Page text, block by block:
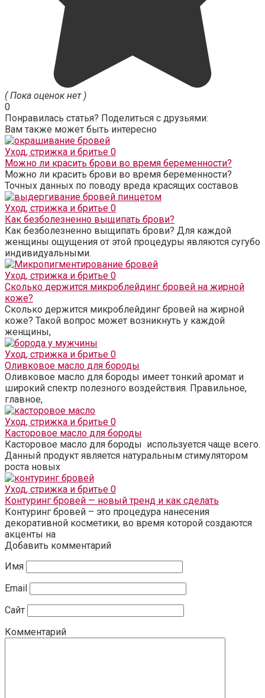
( Пока оценок нет )
0
Понравилась статья? Поделиться с друзьями:
Вам также может быть интересно
Уход, стрижка и бритье 0
Можно ли красить брови во время беременности?
Можно ли красить брови во время беременности?
Точных данных по поводу вреда красящих составов
Уход, стрижка и бритье 0
Как безболезненно выщипать брови?
Как безболезненно выщипать брови? Для каждой
женщины ощущения от этой процедуры являются сугубо
индивидуальными.
Уход, стрижка и бритье 0
Сколько держится микроблейдинг бровей на жирной
коже?
Сколько держится микроблейдинг бровей на жирной
коже? Такой вопрос может возникнуть у каждой
женщины,
Уход, стрижка и бритье 0
Оливковое масло для бороды
Оливковое масло для бороды имеет тонкий аромат и
широкий спектр полезного воздействия. Правильное,
главное,
Уход, стрижка и бритье 0
Касторовое масло для бороды
Касторовое масло для бороды используется чаще всего.
Данный продукт является натуральным стимулятором
роста новых
Уход, стрижка и бритье 0
Контуринг бровей — новый тренд и как сделать
Контуринг бровей – это процедура нанесения
декоративной косметики, во время которой создаются
акценты на
Добавить комментарий
Имя
Email
Сайт
Комментарий